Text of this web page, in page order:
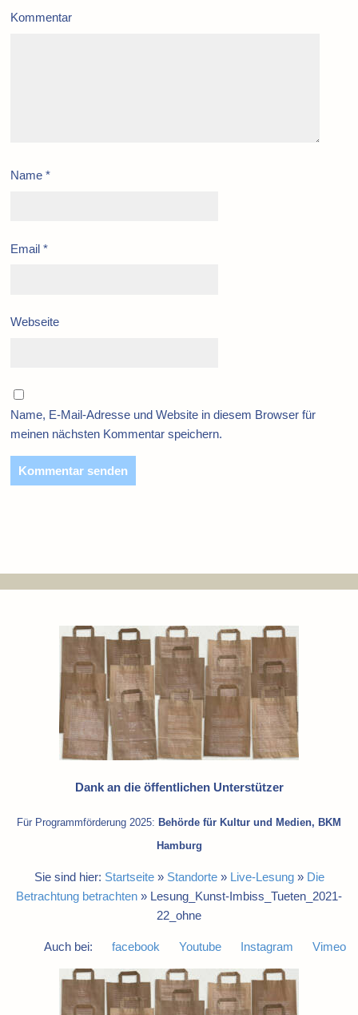
Kommentar
Name *
Email *
Webseite
Name, E-Mail-Adresse und Website in diesem Browser für
meinen nächsten Kommentar speichern.
Dank an die öffentlichen Unterstützer
Für Programmförderung 2025: Behörde für Kultur und Medien, BKM
Hamburg
Sie sind hier: Startseite» Standorte» Live-Lesung» Die
Betrachtung betrachten » Lesung_Kunst-Imbiss_Tueten_2021-
22_ohne
Auch bei: facebook Youtube Instagram Vimeo